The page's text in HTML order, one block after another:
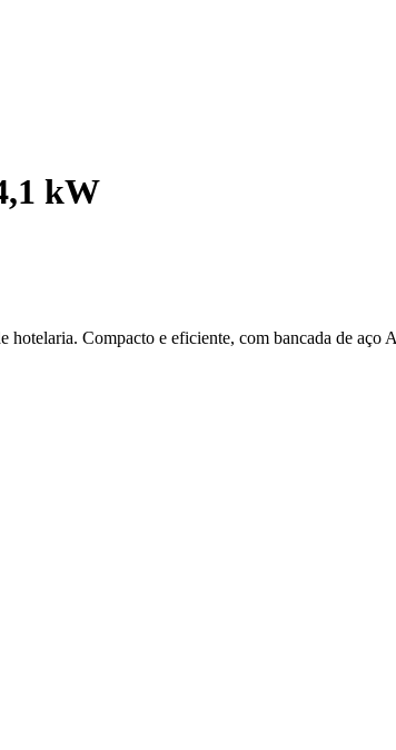
kW
hotelaria. Compacto e eficiente, com bancada de aço